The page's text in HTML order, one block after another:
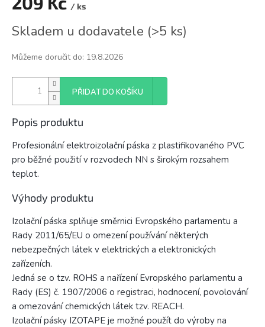
/ ks
cena:
Skladem u dodavatele (>5 ks)
Můžeme doručit do: 19.8.2026
PŘIDAT DO KOŠÍKU
Popis produktu
Profesionální elektroizolační páska z plastifikovaného PVC
pro běžné použití v rozvodech NN s širokým rozsahem
teplot.
Výhody produktu
Izolační páska splňuje směrnici Evropského parlamentu a
Rady 2011/65/EU o omezení používání některých
nebezpečných látek v elektrických a elektronických
zařízeních.
Jedná se o tzv. ROHS a nařízení Evropského parlamentu a
Rady (ES) č. 1907/2006 o registraci, hodnocení, povolování
a omezování chemických látek tzv. REACH.
Izolační pásky IZOTAPE je možné použít do výroby na